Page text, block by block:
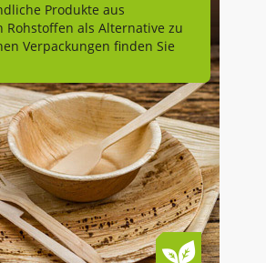
Produkte aus
Rohstoffen als Alternative zu
Verpackungen finden Sie